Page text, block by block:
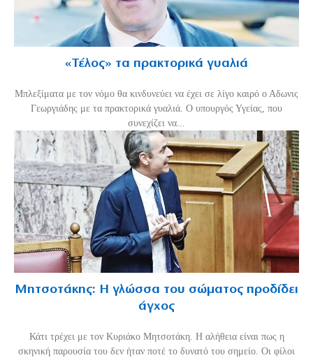
«Τέλος» τα πρακτορικά γυαλιά
Μπλεξίματα με τον νόμο θα κινδυνεύει να έχει σε λίγο καιρό ο Αδωνις
Γεωργιάδης με τα πρακτορικά γυαλιά. Ο υπουργός Υγείας, που
συνεχίζει να...
Μητσοτάκης: Η γλώσσα του σώματος προδίδει
άγχος
Κάτι τρέχει με τον Κυριάκο Μητσοτάκη. Η αλήθεια είναι πως η
σκηνική παρουσία του δεν ήταν ποτέ το δυνατό του σημείο. Οι φίλοι